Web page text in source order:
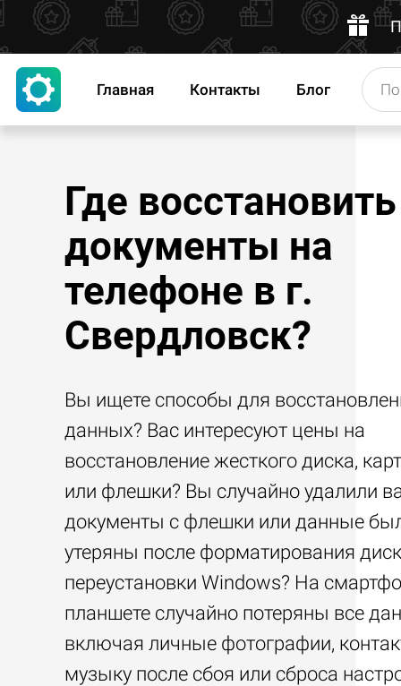
Главная Контакты Блог
Где восстановить
документы на
телефоне в г.
Свердловск?
Вы ищете способы для
данных? Вас интересуют цены на
восстановление жесткого диска,
или флешки? Вы случайно удалили
документы с флешки или данные
утеряны после форматирования
переустановки Windows? На
планшете случайно потеряны все
включая личные фотографии,
музыку после сбоя или сброса